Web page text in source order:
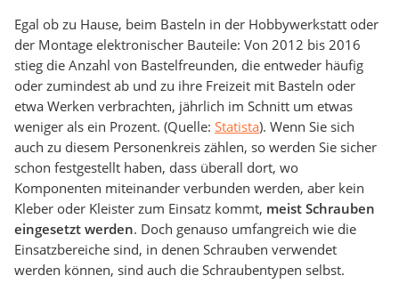
Egal ob zu Hause, beim Basteln in der Hobbywerkstatt oder
der Montage elektronischer Bauteile: Von 2012 bis 2016
stieg die Anzahl von Bastelfreunden, die entweder häufig
oder zumindest ab und zu ihre Freizeit mit Basteln oder
etwa Werken verbrachten, jährlich im Schnitt um etwas
weniger als ein Prozent. (Quelle: Statista). Wenn Sie sich
auch zu diesem Personenkreis zählen, so werden Sie sicher
schon festgestellt haben, dass überall dort, wo
Komponenten miteinander verbunden werden, aber kein
Kleber oder Kleister zum Einsatz kommt, meist Schrauben
eingesetzt werden. Doch genauso umfangreich wie die
Einsatzbereiche sind, in denen Schrauben verwendet
werden können, sind auch die Schraubentypen selbst.